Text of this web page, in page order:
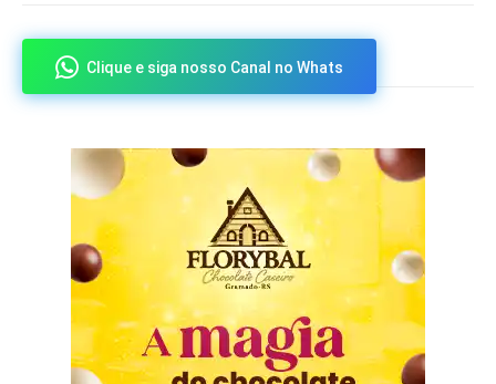
Clique e siga nosso Canal no Whats